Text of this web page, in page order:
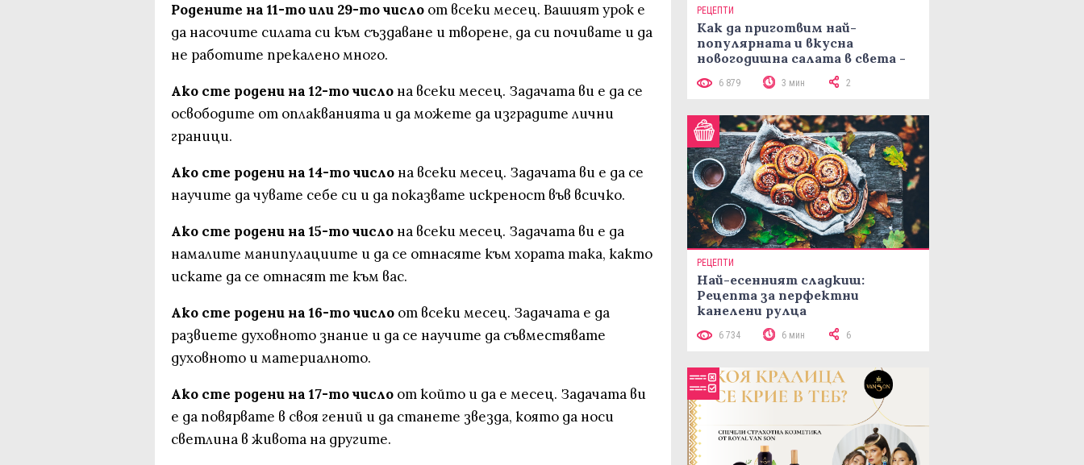
Родените на 11-то или 29-то число от всеки месец. Вашият урок е
да насочите силата си към създаване и творене, да си почивате и да
не работите прекалено много.
Ако сте родени на 12-то число на всеки месец. Задачата ви е да се
освободите от оплакванията и да можете да изградите лични
граници.
Ако сте родени на 14-то число на всеки месец. Задачата ви е да се
научите да чувате себе си и да показвате искреност във всичко.
Ако сте родени на 15-то число на всеки месец. Задачата ви е да
намалите манипулациите и да се отнасяте към хората така, както
искате да се отнасят те към вас.
Ако сте родени на 16-то число от всеки месец. Задачата е да
развиете духовното знание и да се научите да съвместявате
духовното и материалното.
Ако сте родени на 17-то число от който и да е месец. Задачата ви
е да повярвате в своя гений и да станете звезда, която да носи
светлина в живота на другите.
РЕЦЕПТИ
Как да приготвим най-
популярната и вкусна
новогодишна салата в света -
рецепта Мимоза
6 879 3 мин 2
РЕЦЕПТИ
Най-есенният сладкиш:
Рецепта за перфектни
канелени рулца
6 734 6 мин 6